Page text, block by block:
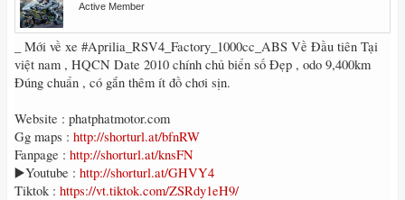
Active Member
_ Mới về xe #Aprilia_RSV4_Factory_1000cc_ABS Về Đầu tiên Tại
việt nam , HQCN Date 2010 chính chủ biển số Đẹp , odo 9,400km
Đúng chuẩn , có gắn thêm ít đồ chơi sịn.
Website : phatphatmotor.com
Gg maps : http://shorturl.at/bfnRW
Fanpage : http://shorturl.at/knsFN
▶️Youtube : http://shorturl.at/GHVY4
Tiktok : https://vt.tiktok.com/ZSRdy1eH9/